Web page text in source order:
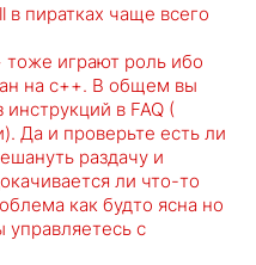
в пиратках чаще всего
играют роль ибо
на с++. В общем вы
в FAQ (
Да и проверьте есть ли
раздачу и
ли что-то
как будто ясна но
управляетесь с